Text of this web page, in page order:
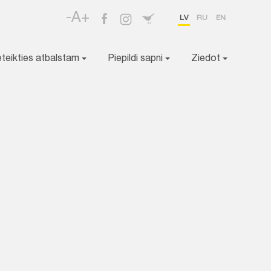
-A+ LV RU EN
atbalstam Piepildi sapni Ziedot